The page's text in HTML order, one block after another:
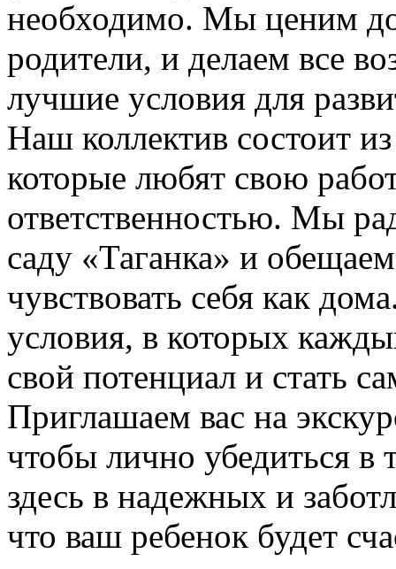
необходимо. Мы ценим
родители, и делаем все
лучшие условия для
Наш коллектив состоит
которые любят свою
ответственностью. Мы
саду «Таганка» и
чувствовать себя как
условия, в которых
свой потенциал и стать
Приглашаем вас на
чтобы лично убедиться в
здесь в надежных и
что ваш ребенок будет